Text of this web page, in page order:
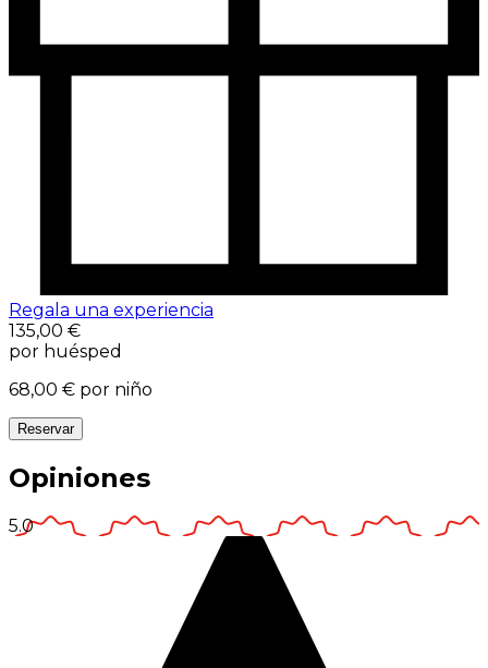
Regala una experiencia
135,00 €
por huésped
68,00 € por niño
Reservar
Opiniones
5.0